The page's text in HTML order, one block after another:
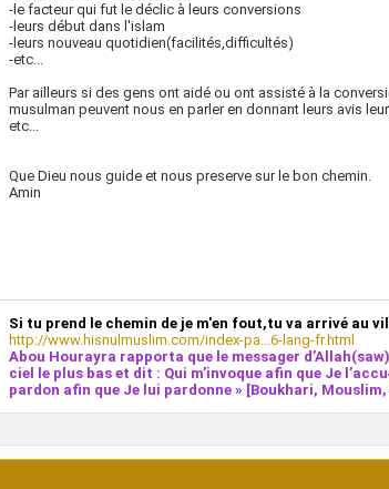
-le facteur qui fut le déclic à leurs conversions
-leurs début dans l'islam
-leurs nouveau quotidien(facilités,difficultés)
-etc...
Par ailleurs si des gens ont aidé ou ont assisté à la
musulman peuvent nous en parler en donnant leurs avis
etc...
Que Dieu nous guide et nous preserve sur le bon chemin.
Amin
Si tu prend le chemin de je m'en fout,tu va arrivé au
http://www.hisnulmuslim.com/index-pa...6-lang-fr.html
Abou Hourayra rapporta que le messager
ciel le plus bas et dit : Qui m’invoque afin que Je
pardon afin que Je lui pardonne » [Boukhari,